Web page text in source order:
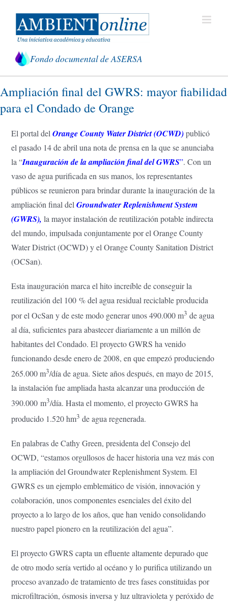
contenido
Fondo documental de ASERSA
Ampliación final del GWRS: mayor fiabilidad
para el Condado de Orange
El portal delOrange County Water District (OCWD)publicó
el pasado 14 de abril una nota de prensa en la que se anunciaba
la “Inauguración de la ampliación final del GWRS”. Con un
vaso de agua purificada en sus manos, los representantes
públicos se reunieron para brindar durante la inauguración de la
ampliación final delGroundwater Replenishment System
(GWRS), la mayor instalación de reutilización potable indirecta
del mundo, impulsada conjuntamente por el Orange County
Water District (OCWD) y el Orange County Sanitation District
(OCSan).
Esta inauguración marca el hito increíble de conseguir la
reutilización del 100 % del agua residual reciclable producida
por el OcSan y de este modo generar unos 490.000 m3 de agua
al día, suficientes para abastecer diariamente a un millón de
habitantes del Condado. El proyecto GWRS ha venido
funcionando desde enero de 2008, en que empezó produciendo
265.000 m3/día de agua. Siete años después, en mayo de 2015,
la instalación fue ampliada hasta alcanzar una producción de
390.000 m3/día. Hasta el momento, el proyecto GWRS ha
producido 1.520 hm3 de agua regenerada.
En palabras de Cathy Green, presidenta del Consejo del
OCWD, “estamos orgullosos de hacer historia una vez más con
la ampliación del Groundwater Replenishment System. El
GWRS es un ejemplo emblemático de visión, innovación y
colaboración, unos componentes esenciales del éxito del
proyecto a lo largo de los años, que han venido consolidando
nuestro papel pionero en la reutilización del agua”.
El proyecto GWRS capta un efluente altamente depurado que
de otro modo sería vertido al océano y lo purifica utilizando un
proceso avanzado de tratamiento de tres fases constituidas por
microfiltración, ósmosis inversa y luz ultravioleta y peróxido de